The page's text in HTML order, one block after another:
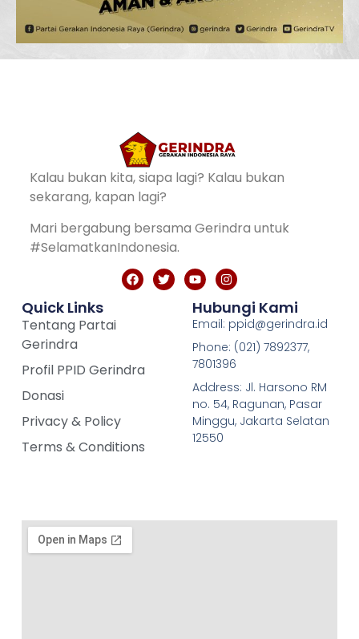
Kalau bukan kita, siapa lagi? Kalau bukan
sekarang, kapan lagi?
Mari bergabung bersama Gerindra untuk
#SelamatkanIndonesia.
Quick Links
Tentang Partai
Gerindra
Profil PPID Gerindra
Donasi
Privacy & Policy
Terms & Conditions
Hubungi Kami
Email: ppid@gerindra.id
Phone: (021) 7892377,
7801396
Address: Jl. Harsono RM
no. 54, Ragunan, Pasar
Minggu, Jakarta Selatan
12550